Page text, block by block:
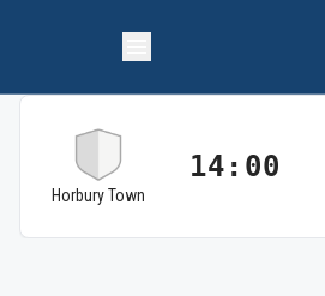
Horbury Town
14:00